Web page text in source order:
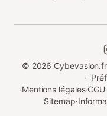
© 2026
·
·Mentions légales·CGU·
Sitemap·